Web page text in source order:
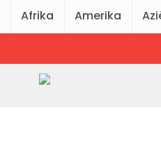
Afrika Amerika